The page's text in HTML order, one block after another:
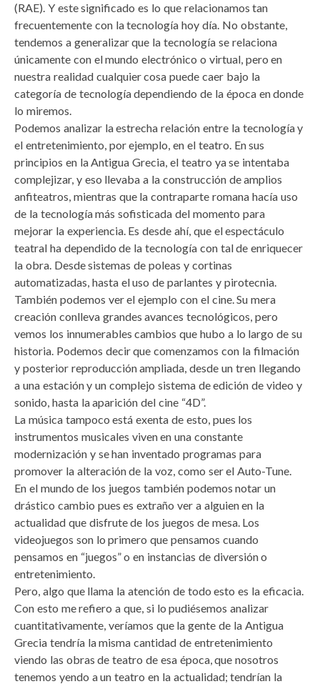
(RAE). Y este significado es lo que relacionamos tan
frecuentemente con la tecnología hoy día. No obstante,
tendemos a generalizar que la tecnología se relaciona
únicamente con el mundo electrónico o virtual, pero en
nuestra realidad cualquier cosa puede caer bajo la
categoría de tecnología dependiendo de la época en donde
lo miremos.
Podemos analizar la estrecha relación entre la tecnología y
el entretenimiento, por ejemplo, en el teatro. En sus
principios en la Antigua Grecia, el teatro ya se intentaba
complejizar, y eso llevaba a la construcción de amplios
anfiteatros, mientras que la contraparte romana hacía uso
de la tecnología más sofisticada del momento para
mejorar la experiencia. Es desde ahí, que el espectáculo
teatral ha dependido de la tecnología con tal de enriquecer
la obra. Desde sistemas de poleas y cortinas
automatizadas, hasta el uso de parlantes y pirotecnia.
También podemos ver el ejemplo con el cine. Su mera
creación conlleva grandes avances tecnológicos, pero
vemos los innumerables cambios que hubo a lo largo de su
historia. Podemos decir que comenzamos con la filmación
y posterior reproducción ampliada, desde un tren llegando
a una estación y un complejo sistema de edición de video y
sonido, hasta la aparición del cine “4D”.
La música tampoco está exenta de esto, pues los
instrumentos musicales viven en una constante
modernización y se han inventado programas para
promover la alteración de la voz, como ser el Auto-Tune.
En el mundo de los juegos también podemos notar un
drástico cambio pues es extraño ver a alguien en la
actualidad que disfrute de los juegos de mesa. Los
videojuegos son lo primero que pensamos cuando
pensamos en “juegos” o en instancias de diversión o
entretenimiento.
Pero, algo que llama la atención de todo esto es la eficacia.
Con esto me refiero a que, si lo pudiésemos analizar
cuantitativamente, veríamos que la gente de la Antigua
Grecia tendría la misma cantidad de entretenimiento
viendo las obras de teatro de esa época, que nosotros
tenemos yendo a un teatro en la actualidad; tendrían la